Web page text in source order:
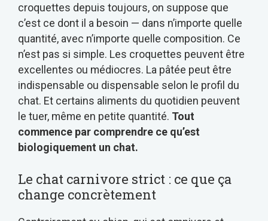
croquettes depuis toujours, on suppose que
c’est ce dont il a besoin — dans n’importe quelle
quantité, avec n’importe quelle composition. Ce
n’est pas si simple. Les croquettes peuvent être
excellentes ou médiocres. La pâtée peut être
indispensable ou dispensable selon le profil du
chat. Et certains aliments du quotidien peuvent
le tuer, même en petite quantité. Tout
commence par comprendre ce qu’est
biologiquement un chat.
Le chat carnivore strict : ce que ça
change concrètement